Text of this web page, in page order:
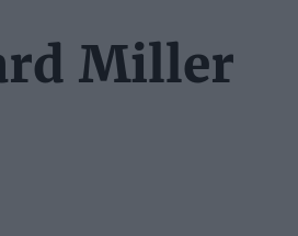
Miller